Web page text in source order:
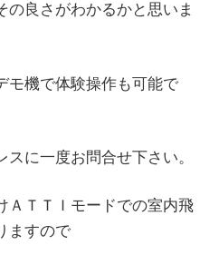
の良さがわかるかと思いま
モ機で体験操作も可能で
に一度お問合せ下さい。
ＡＴＴＩモードでの室内飛
ますので